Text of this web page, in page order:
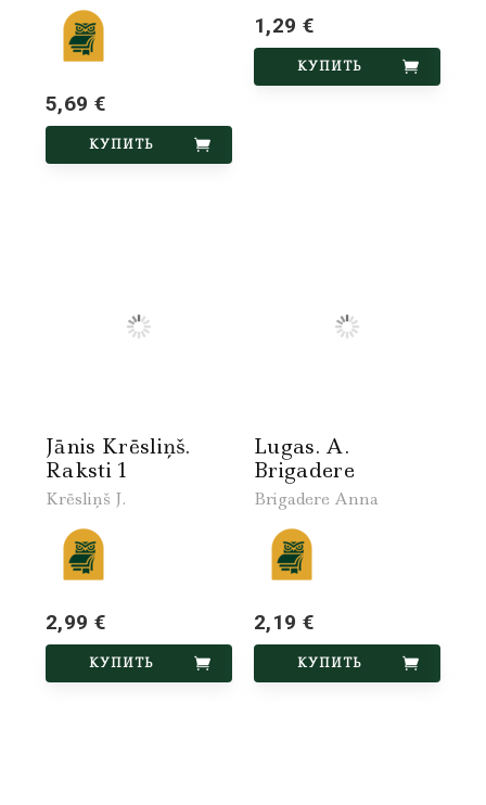
5,69 €
КУПИТЬ
1,29 €
КУПИТЬ
Jānis Krēsliņš.
Raksti 1
Krēsliņš J.
2,99 €
КУПИТЬ
Lugas. A.
Brigadere
Brigadere Anna
2,19 €
КУПИТЬ